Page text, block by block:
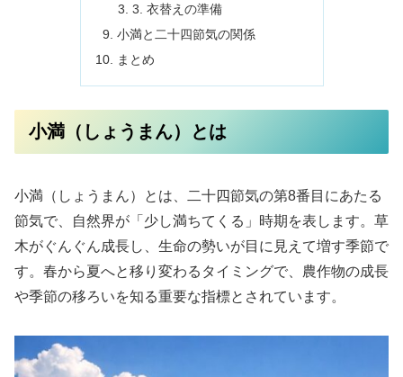
3. 衣替えの準備
小満と二十四節気の関係
まとめ
小満（しょうまん）とは
小満（しょうまん）とは、二十四節気の第8番目にあたる
節気で、自然界が「少し満ちてくる」時期を表します。草
木がぐんぐん成長し、生命の勢いが目に見えて増す季節で
す。春から夏へと移り変わるタイミングで、農作物の成長
や季節の移ろいを知る重要な指標とされています。